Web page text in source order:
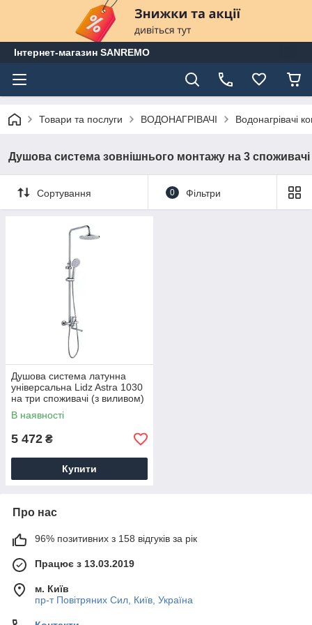
Інтернет-магазин SANREMO
Товари та послуги ВОДОНАГРІВАЧІ Водонагрівачі
Душова система зовнішнього монтажу на 3 споживачі
Сортування 0 Фільтри
Душова система латунна
універсальна Lidz Astra 1030
на три споживачі (з виливом)
(k35) LDAST1030CRM48086
Chrome
В наявності
5 472 ₴
Купити
Про нас
96% позитивних з 158 відгуків за рік
Працює з 13.03.2019
м. Київ
пр-т Повiтряних Сил, Київ, Україна